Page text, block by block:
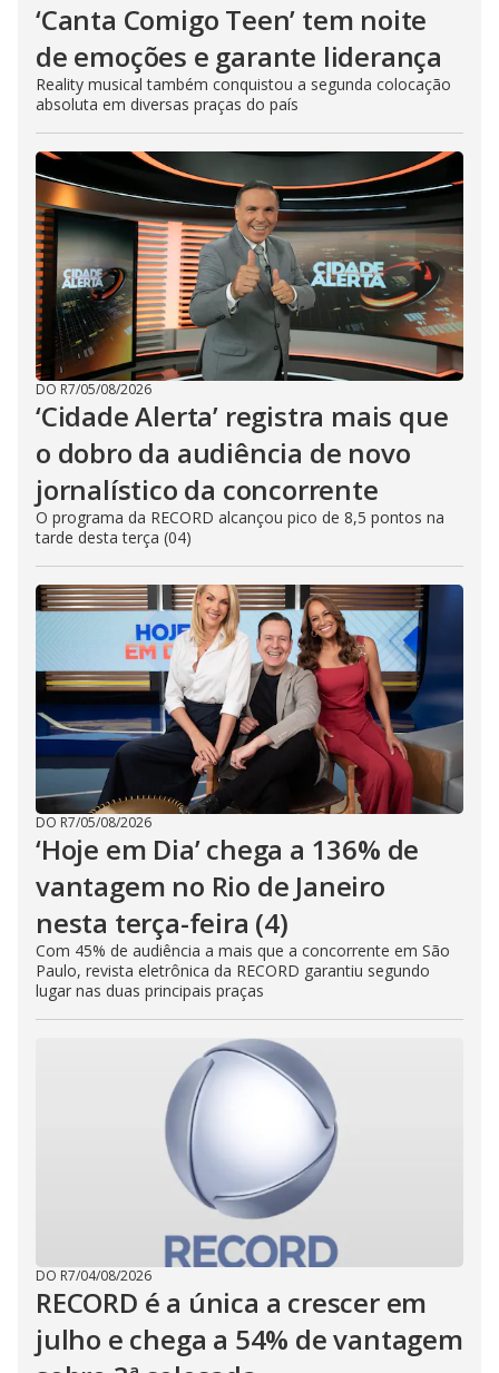
‘Canta Comigo Teen’ tem noite
de emoções e garante liderança
Reality musical também conquistou a segunda colocação
absoluta em diversas praças do país
DO R7/05/08/2026
‘Cidade Alerta’ registra mais que
o dobro da audiência de novo
jornalístico da concorrente
O programa da RECORD alcançou pico de 8,5 pontos na
tarde desta terça (04)
DO R7/05/08/2026
‘Hoje em Dia’ chega a 136% de
vantagem no Rio de Janeiro
nesta terça-feira (4)
Com 45% de audiência a mais que a concorrente em São
Paulo, revista eletrônica da RECORD garantiu segundo
lugar nas duas principais praças
DO R7/04/08/2026
RECORD é a única a crescer em
julho e chega a 54% de vantagem